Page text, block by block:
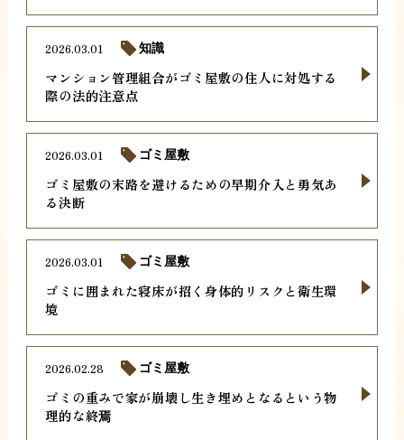
マンション管理組合がゴミ屋敷の住人に対処する
際の法的注意点
2026.03.01 知識
ゴミ屋敷の末路を避けるための早期介入と勇気あ
る決断
2026.03.01 ゴミ屋敷
ゴミに囲まれた寝床が招く身体的リスクと衛生環
境
2026.03.01 ゴミ屋敷
ゴミの重みで家が崩壊し生き埋めとなるという物
理的な終焉
2026.02.28 ゴミ屋敷